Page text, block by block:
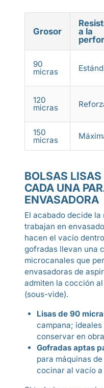
Grosor
a la
90
micras
120
micras
150
micras
BOLSAS
CADA UNA
ENVASADORA
El acabado decide
trabajan en
hacen el vacío
gofradas llevan una
microcanales que
envasadoras de
admiten la cocción
(sous-vide).
Lisas de 90
campana;
conservar en
Gofradas aptas
para máquinas
cocinar al vacío